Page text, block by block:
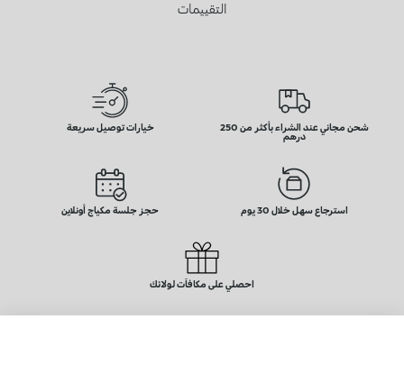
التقييمات
شحن مجاني عند الشراء بأكثر من 250
درهم
خيارات توصيل سريعة
استرجاع سهل خلال 30 يوم حجز جلسة مكياج أونلاين
احصلي على مكافآت لولائك